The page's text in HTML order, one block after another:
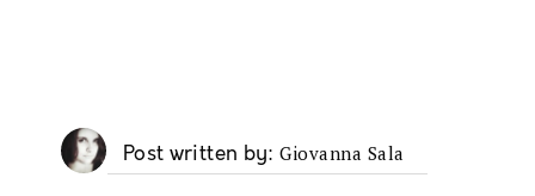
Post written by Giovanna Sala